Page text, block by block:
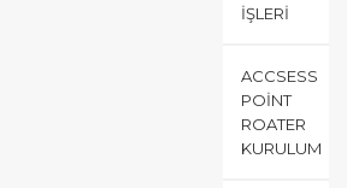
İŞLERI
ACCSESS
POINT
ROATER
KURULUM